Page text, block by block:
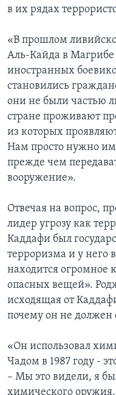
в их рядах
«В прошлом
Аль-Кайда в Магрибе
иностранных
становились
они не были частью
стране проживают
из которых
Нам просто нужно
прежде чем
вооружение».
Отвечая на вопрос,
лидер угрозу как
Каддафи был
терроризма и у него
находится огромное
опасных вещей».
исходящая от
почему он не должен
«Он использовал
Чадом в 1987 году -
– Мы это видели, я
химического